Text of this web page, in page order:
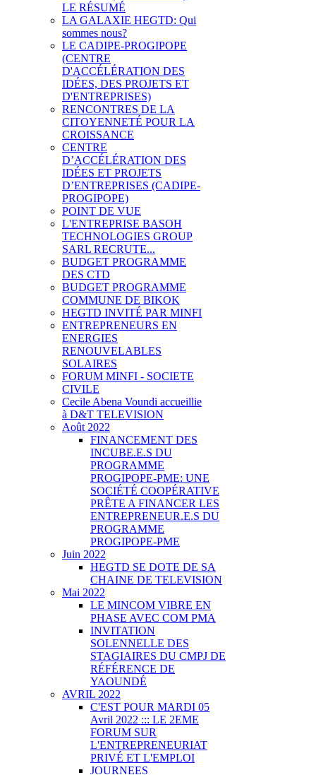
LE RÉSUMÉ
LA GALAXIE HEGTD: Qui
sommes nous?
LE CADIPE-PROGIPOPE
(CENTRE
D'ACCÉLÉRATION DES
IDÉES, DES PROJETS ET
D'ENTREPRISES)
RENCONTRES DE LA
CITOYENNETÉ POUR LA
CROISSANCE
CENTRE
D’ACCÉLÉRATION DES
IDÉES ET PROJETS
D’ENTREPRISES (CADIPE-
PROGIPOPE)
POINT DE VUE
L'ENTREPRISE BASOH
TECHNOLOGIES GROUP
SARL RECRUTE...
BUDGET PROGRAMME
DES CTD
BUDGET PROGRAMME
COMMUNE DE BIKOK
HEGTD INVITÉ PAR MINFI
ENTREPRENEURS EN
ENERGIES
RENOUVELABLES
SOLAIRES
FORUM MINFI - SOCIETE
CIVILE
Cecile Abena Voundi accueillie
à D&T TELEVISION
Août 2022
FINANCEMENT DES
INCUBE.E.S DU
PROGRAMME
PROGIPOPE-PME: UNE
SOCIÉTÉ COOPÉRATIVE
PRÊTE A FINANCER LES
ENTREPRENEUR.E.S DU
PROGRAMME
PROGIPOPE-PME
Juin 2022
HEGTD SE DOTE DE SA
CHAINE DE TELEVISION
Mai 2022
LE MINCOM VIBRE EN
PHASE AVEC COM PMA
INVITATION
SOLENNELLE DES
STAGIAIRES DU CMPJ DE
RÉFÉRENCE DE
YAOUNDÉ
AVRIL 2022
C'EST POUR MARDI 05
Avril 2022 ::: LE 2EME
FORUM SUR
L'ENTREPRENEURIAT
PRIVÉ ET L'EMPLOI
JOURNEES